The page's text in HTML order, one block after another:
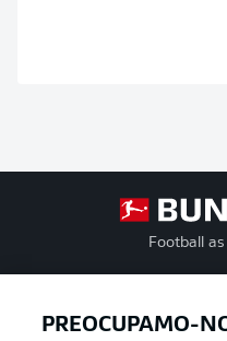
Football
PREOCUPAMO-